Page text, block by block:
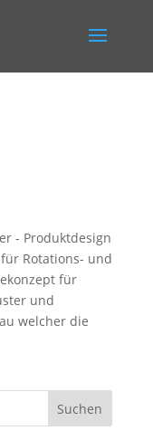
- Produktdesign
Rotations- und
für
und
welcher die